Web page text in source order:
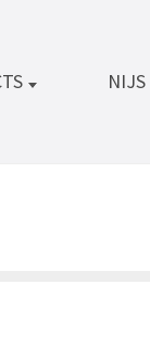
NIJS